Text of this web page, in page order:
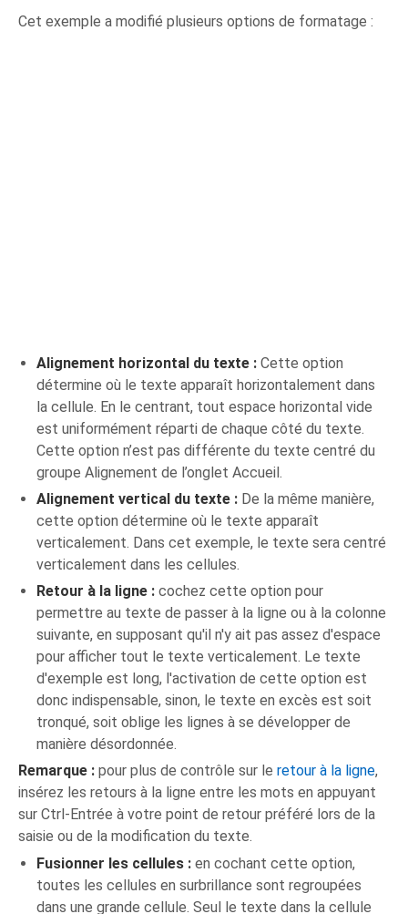
Cet exemple a modifié plusieurs options de formatage :
Alignement horizontal du texte : Cette option
détermine où le texte apparaît horizontalement dans
la cellule. En le centrant, tout espace horizontal vide
est uniformément réparti de chaque côté du texte.
Cette option n’est pas différente du texte centré du
groupe Alignement de l’onglet Accueil.
Alignement vertical du texte : De la même manière,
cette option détermine où le texte apparaît
verticalement. Dans cet exemple, le texte sera centré
verticalement dans les cellules.
Retour à la ligne : cochez cette option pour
permettre au texte de passer à la ligne ou à la colonne
suivante, en supposant qu'il n'y ait pas assez d'espace
pour afficher tout le texte verticalement. Le texte
d'exemple est long, l'activation de cette option est
donc indispensable, sinon, le texte en excès est soit
tronqué, soit oblige les lignes à se développer de
manière désordonnée.
Remarque : pour plus de contrôle sur leretour à la ligne,
insérez les retours à la ligne entre les mots en appuyant
sur Ctrl-Entrée à votre point de retour préféré lors de la
saisie ou de la modification du texte.
Fusionner les cellules : en cochant cette option,
toutes les cellules en surbrillance sont regroupées
dans une grande cellule. Seul le texte dans la cellule